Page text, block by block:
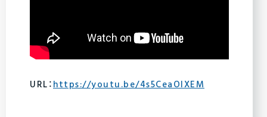
URL：https://youtu.be/4s5CeaOlXEM